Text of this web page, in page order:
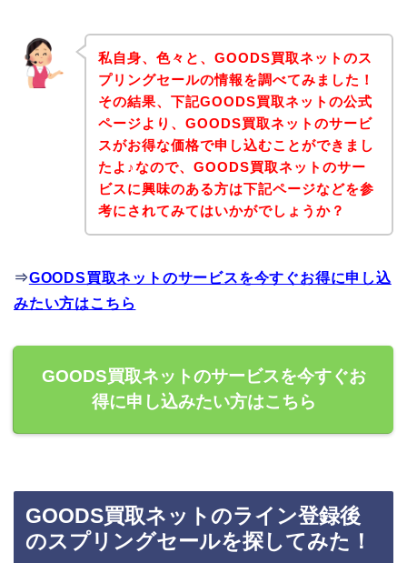
私自身、色々と、GOODS買取ネットのス
プリングセールの情報を調べてみました！
その結果、下記GOODS買取ネットの公式
ページより、GOODS買取ネットのサービ
スがお得な価格で申し込むことができまし
たよ♪なので、GOODS買取ネットのサー
ビスに興味のある方は下記ページなどを参
考にされてみてはいかがでしょうか？
⇒GOODS買取ネットのサービスを今すぐお得に申し込
みたい方はこちら
GOODS買取ネットのサービスを今すぐお
得に申し込みたい方はこちら
GOODS買取ネットのライン登録後
のスプリングセールを探してみた！